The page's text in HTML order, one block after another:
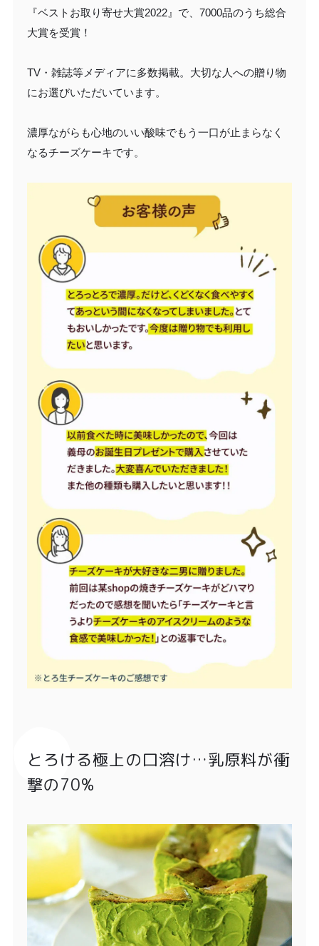
『ベストお取り寄せ大賞2022』で、7000品のうち総合
大賞を受賞！
TV・雑誌等メディアに多数掲載。大切な人への贈り物
にお選びいただいています。
濃厚ながらも心地のいい酸味でもう一口が止まらなく
なるチーズケーキです。
とろける極上の口溶け…乳原料が衝
撃の70%